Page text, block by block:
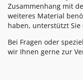
Zusammenhang mit
weiteres Material
haben, unterstützt Sie
Bei Fragen oder
wir Ihnen gerne zur